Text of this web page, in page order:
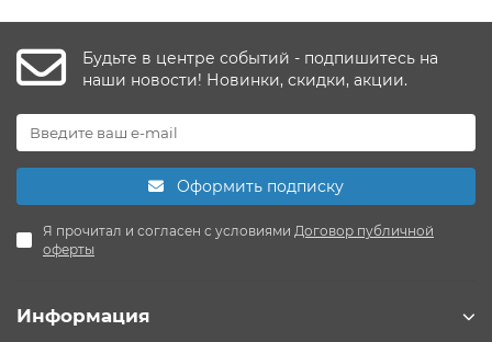
Будьте в центре событий - подпишитесь на
наши новости! Новинки, скидки, акции.
Оформить подписку
Я прочитал и согласен с условиями Договор публичной
оферты
Информация